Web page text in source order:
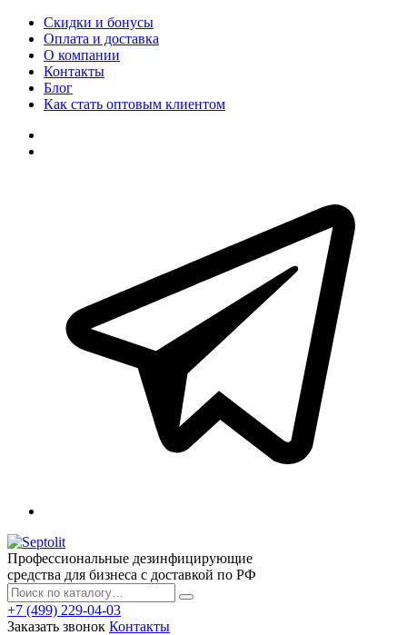
Скидки и бонусы
Оплата и доставка
О компании
Контакты
Блог
Как стать оптовым клиентом
Профессиональные дезинфицирующие
средства для бизнеса с доставкой по РФ
+7 (499) 229-04-03
Заказать звонок Контакты